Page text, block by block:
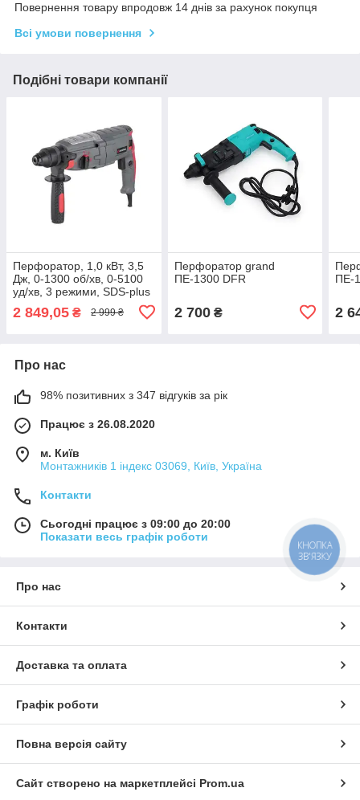
Повернення товару впродовж 14 днів за рахунок покупця
Всі умови повернення
Подібні товари компанії
Перфоратор, 1,0 кВт, 3,5
Дж, 0-1300 об/хв, 0-5100
уд/хв, 3 режими, SDS-plus
2 849,05 ₴ 2 999 ₴
Перфоратор grand
ПЕ-1300 DFR
2 700₴
ПЕ-
2
Про нас
98% позитивних з 347 відгуків за рік
Працює з 26.08.2020
м. Київ
Монтажників 1 індекс 03069, Київ, Україна
Контакти
Сьогодні працює з 09:00 до 20:00
Показати весь графік роботи
Про нас
Контакти
Доставка та оплата
Графік роботи
Повна версія сайту
Сайт створено на маркетплейсі Prom.ua
КНОПКА
ЗВ'ЯЗКУ